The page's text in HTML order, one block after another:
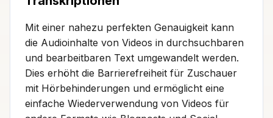
Mit einer nahezu perfekten Genauigkeit kann
die Audioinhalte von Videos in durchsuchbaren
und bearbeitbaren Text umgewandelt werden.
Dies erhöht die Barrierefreiheit für Zuschauer
mit Hörbehinderungen und ermöglicht eine
einfache Wiederverwendung von Videos für